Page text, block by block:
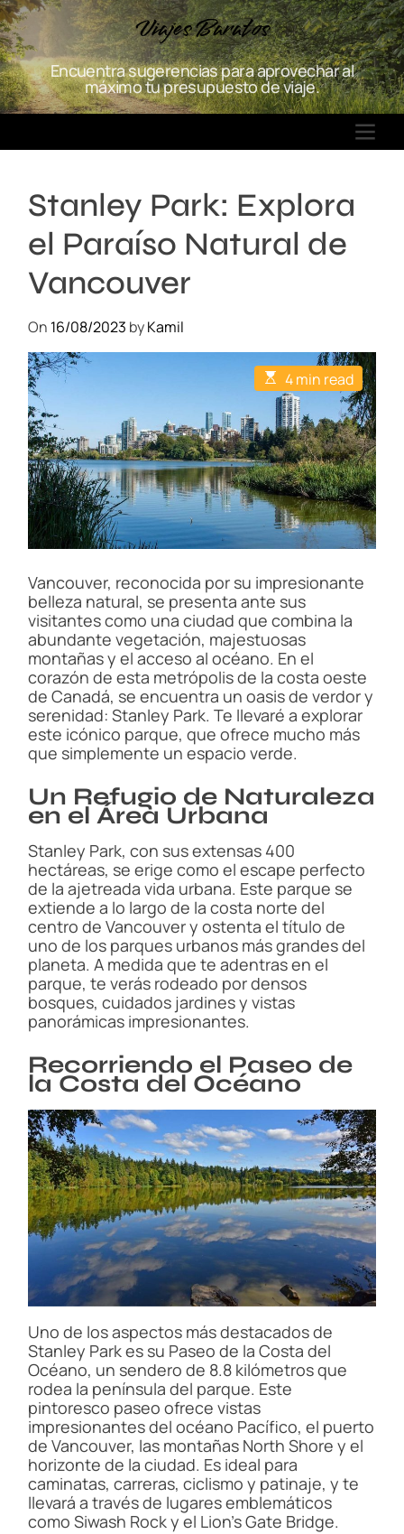
S
k
i
p
t
o
Viajes Baratos
Encuentra sugerencias para aprovechar al
máximo tu presupuesto de viaje.
M
E
Stanley Park: Explora
el Paraíso Natural de
Vancouver
On 16/08/2023 byKamil
E
s
m
a
t
e
d
r
e
a
d
i
m
e
4 min read
Vancouver, reconocida por su impresionante
belleza natural, se presenta ante sus
visitantes como una ciudad que combina la
abundante vegetación, majestuosas
montañas y el acceso al océano. En el
corazón de esta metrópolis de la costa oeste
de Canadá, se encuentra un oasis de verdor y
serenidad: Stanley Park. Te llevaré a explorar
este icónico parque, que ofrece mucho más
que simplemente un espacio verde.
Un Refugio de Naturaleza
en el Área Urbana
Stanley Park, con sus extensas 400
hectáreas, se erige como el escape perfecto
de la ajetreada vida urbana. Este parque se
extiende a lo largo de la costa norte del
centro de Vancouver y ostenta el título de
uno de los parques urbanos más grandes del
planeta. A medida que te adentras en el
parque, te verás rodeado por densos
bosques, cuidados jardines y vistas
panorámicas impresionantes.
Recorriendo el Paseo de
la Costa del Océano
Uno de los aspectos más destacados de
Stanley Park es su Paseo de la Costa del
Océano, un sendero de 8.8 kilómetros que
rodea la península del parque. Este
pintoresco paseo ofrece vistas
impresionantes del océano Pacífico, el puerto
de Vancouver, las montañas North Shore y el
horizonte de la ciudad. Es ideal para
caminatas, carreras, ciclismo y patinaje, y te
llevará a través de lugares emblemáticos
como Siwash Rock y el Lion’s Gate Bridge.